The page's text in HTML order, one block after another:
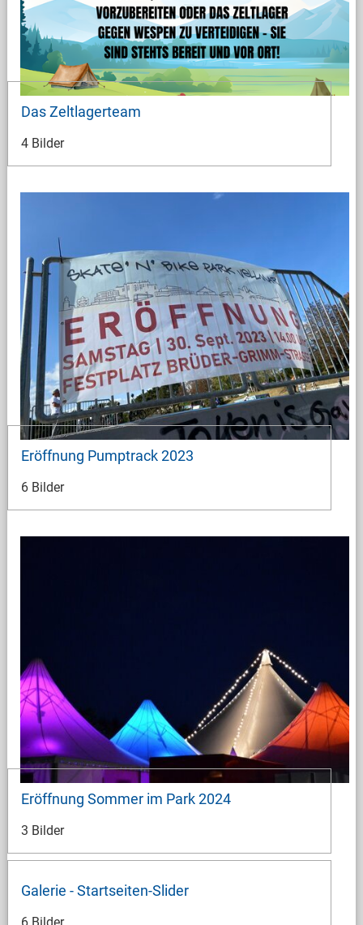
Das Zeltlagerteam
4 Bilder
Eröffnung Pumptrack 2023
6 Bilder
Eröffnung Sommer im Park 2024
3 Bilder
Galerie - Startseiten-Slider